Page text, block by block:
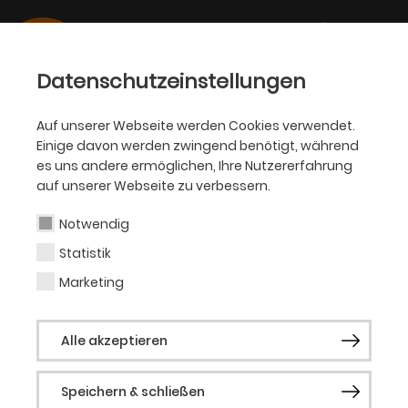
Datenschutzeinstellungen
Auf unserer Webseite werden Cookies verwendet.
Einige davon werden zwingend benötigt, während
es uns andere ermöglichen, Ihre Nutzererfahrung
auf unserer Webseite zu verbessern.
Notwendig
Statistik
Marketing
Alle akzeptieren
Speichern & schließen
OPER
Tomo Sugao
Regisseur
1979 in Sapporo geboren, wuchs Tomo
Sugao in Chicago, Michigan, Amsterdam,
Düsseldorf und Tokio auf, wo er an der
International Christian University studierte.